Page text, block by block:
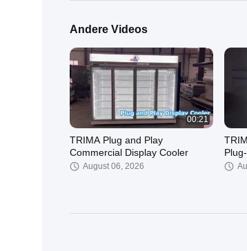
Andere Videos
00:21
TRIMA Plug and Play
Commercial Display Cooler
August 06, 2026